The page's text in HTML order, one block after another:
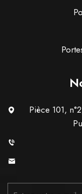
Pièce 101,